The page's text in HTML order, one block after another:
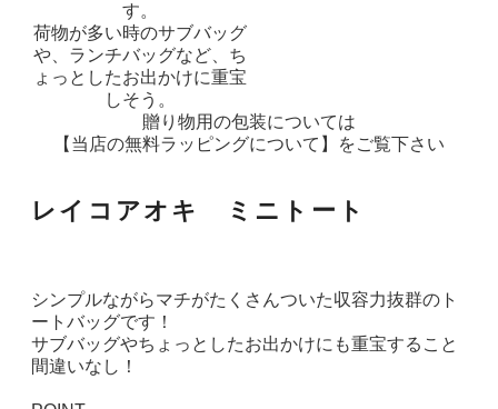
す。
荷物が多い時のサブバッグ
や、ランチバッグなど、ち
ょっとしたお出かけに重宝
しそう。
贈り物用の包装については
【当店の無料ラッピングについて】
をご覧下さい
レイコアオキ ミニトート
シンプルながらマチがたくさんついた収容力抜群のト
ートバッグです！
サブバッグやちょっとしたお出かけにも重宝すること
間違いなし！